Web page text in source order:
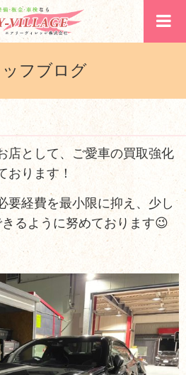
フブログ
店として、ご愛車の買取強化
おります！
要経費を最小限に抑え、少し
るように努めております😉